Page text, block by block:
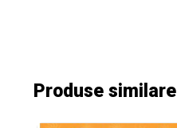
Produse similare